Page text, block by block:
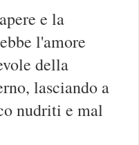
e la
l'amore
della
lasciando a
nudriti e mal